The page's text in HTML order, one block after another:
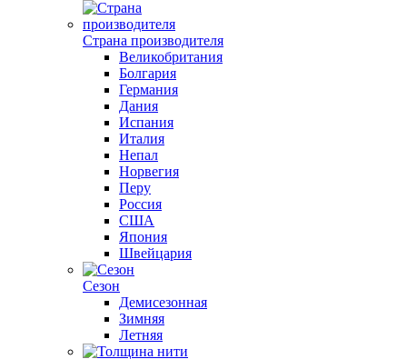
Страна производителя
Великобритания
Болгария
Германия
Дания
Испания
Италия
Непал
Норвегия
Перу
Россия
США
Япония
Швейцария
Сезон
Демисезонная
Зимняя
Летняя